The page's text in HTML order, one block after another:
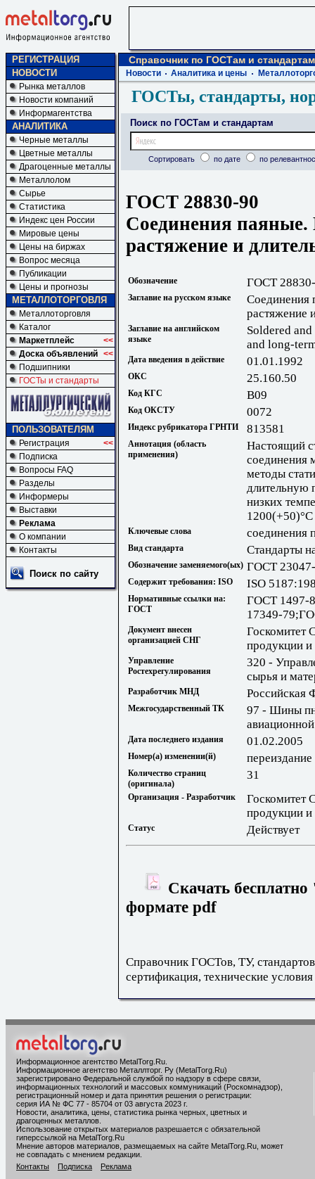
РЕГИСТРАЦИЯ
НОВОСТИ
Рынка металлов
Новости компаний
Информагентства
АНАЛИТИКА
Черные металлы
Цветные металлы
Драгоценные металлы
Металлолом
Сырье
Статистика
Индекс цен России
Мировые цены
Цены на биржах
Вопрос месяца
Публикации
Цены и прогнозы
МЕТАЛЛОТОРГОВЛЯ
Металлоторговля
Каталог
Маркетплейс
<<
Доска объявлений <<
Подшипники
ГОСТы и стандарты
ПОЛЬЗОВАТЕЛЯМ
Регистрация
<<
Подписка
Вопросы FAQ
Разделы
Информеры
Выставки
Реклама
О компании
Контакты
Поиск по сайту
Справочник по ГОСТам и стандартам
Новости Аналитика и цены
ГОСТы, стандарты,
Поиск по ГОСТам и стандартам
Сортировать по дате по
ГОСТ 28830-90
Соединения
растяжение и
Обозначение ГОСТ
Заглавие на русском языке
Соединения
растяжение
Заглавие на английском
языке
Soldered
and long-
Дата введения в действие 01.01.1992
ОКС 25.160.50
Код КГС В09
Код ОКСТУ 0072
Индекс рубрикатора ГРНТИ 813581
Аннотация (область
применения)
Настоящий
соединения
методы
длительную
низких
1200(+50)°C
Ключевые слова соединения
Вид стандарта Стандарты
Обозначение заменяемого(ых) ГОСТ
Содержит требования: ISO ISO
Нормативные ссылки на:
ГОСТ
ГОСТ 1497-
17349-
Документ внесен
организацией СНГ
Госкомитет
продукции и
Управление
Ростехрегулирования
320 -
сырья и
Разработчик МНД Российская
Межгосударственный ТК
97 - Шины
Дата последнего издания 01.02.2005
Номер(а) изменении(й) переиздание
Количество страниц
(оригинала)
31
Организация - Разработчик
Госкомитет
продукции и
Статус Действует
Скачать
формате pdf
Справочник ГОСТов, ТУ,
сертификация, технические условия
Информационное агентство MetalTorg.Ru
Информационное агентство Металлторг. Ру (MetalTorg.Ru)
зарегистрировано Федеральной службой по надзору в сфере связи,
информационных технологий и массовых коммуникаций (Роскомнадзор),
регистрационный номер и дата принятия решения о регистрации:
серия ИА № ФС 77 - 85704 от 03 августа 2023 г.
Новости, аналитика, цены, статистика рынка черных, цветных и
драгоценных металлов.
Использование открытых материалов разрешается с обязательной
гиперссылкой на MetalTorg.Ru
Мнение авторов материалов, размещаемых на сайте MetalTorg.Ru, может
не совпадать с мнением редакции.
Контакты
Подписка Реклама